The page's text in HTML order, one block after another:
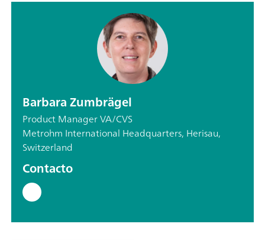
Barbara Zumbrägel
Product Manager VA/CVS
Metrohm International Headquarters, Herisau,
Switzerland
Contacto